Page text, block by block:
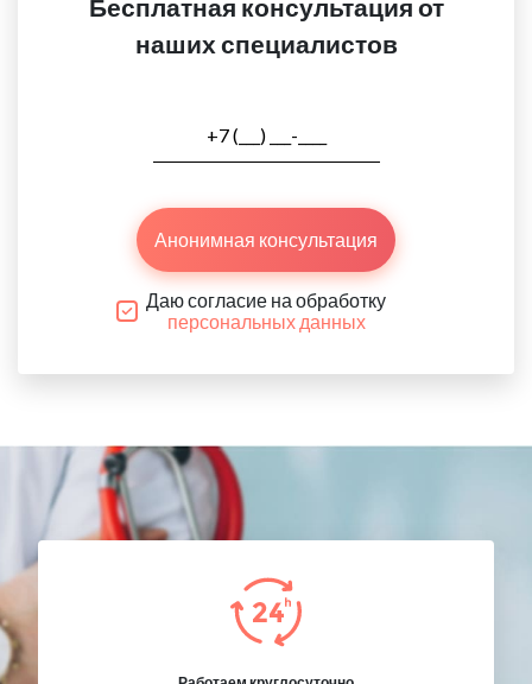
Бесплатная консультация от
наших специалистов
Анонимная консультация
Даю согласие на обработку
персональных данных